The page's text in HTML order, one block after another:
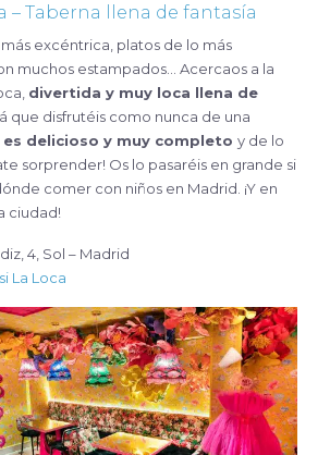
– Taberna llena de fantasía
excéntrica, platos de lo más
muchos estampados… Acercaos a la
divertida y muy loca llena de
que disfrutéis como nunca de una
es delicioso y muy completo y de lo
sorprender! Os lo pasaréis en grande si
comer con niños en Madrid. ¡Y en
ciudad!
4, Sol – Madrid
La Loca